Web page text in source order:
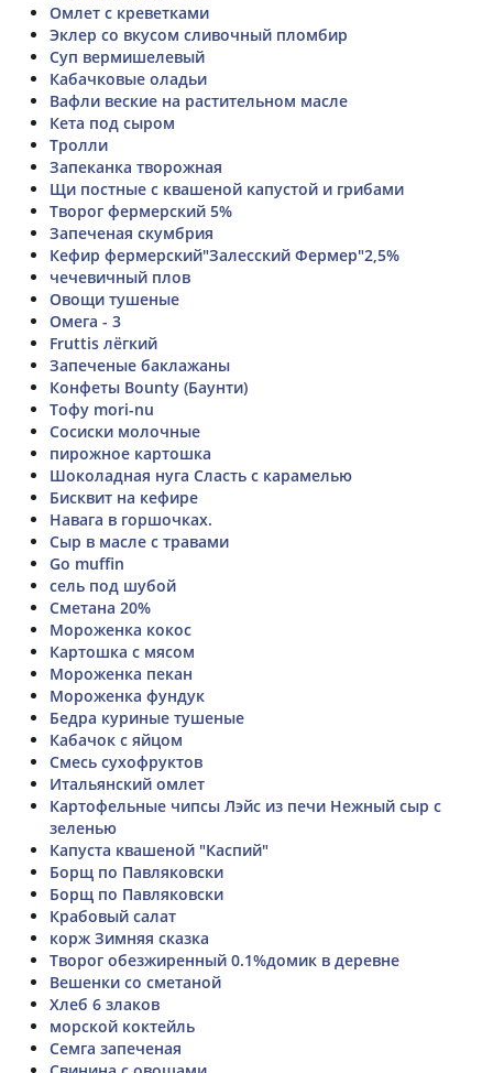
Омлет с креветками
Эклер со вкусом сливочный пломбир
Суп вермишелевый
Кабачковые оладьи
Вафли веские на растительном масле
Кета под сыром
Тролли
Запеканка творожная
Щи постные с квашеной капустой и грибами
Творог фермерский 5%
Запеченая скумбрия
Кефир фермерский"Залесский Фермер"2,5%
чечевичный плов
Овощи тушеные
Омега - 3
Fruttis лёгкий
Запеченые баклажаны
Конфеты Bounty (Баунти)
Тофу mori-nu
Сосиски молочные
пирожное картошка
Шоколадная нуга Сласть с карамелью
Бисквит на кефире
Навага в горшочках.
Сыр в масле с травами
Go muffin
сель под шубой
Сметана 20%
Мороженка кокос
Картошка с мясом
Мороженка пекан
Мороженка фундук
Бедра куриные тушеные
Кабачок с яйцом
Смесь сухофруктов
Итальянский омлет
Картофельные чипсы Лэйс из печи Нежный сыр с
зеленью
Капуста квашеной "Каспий"
Борщ по Павляковски
Борщ по Павляковски
Крабовый салат
корж Зимняя сказка
Творог обезжиренный 0.1%домик в деревне
Вешенки со сметаной
Хлеб 6 злаков
морской коктейль
Семга запеченая